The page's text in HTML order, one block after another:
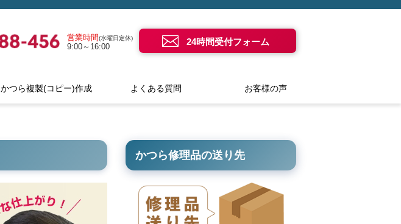
営業時間(水曜日定休)
9:00～16:00 24時間受付フォーム
かつら複製(コピー)作成 よくある質問 お客様の声
かつら修理品の送り先